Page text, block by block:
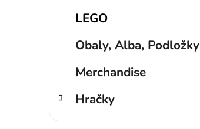
LEGO
Obaly, Alba, Podložky
Merchandise
Hračky